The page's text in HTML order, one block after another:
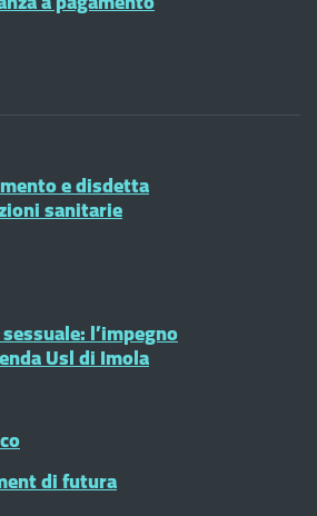
e disdetta
sanitarie
l’impegno
Usl di Imola
di futura